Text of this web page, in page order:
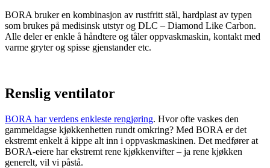
BORA bruker en kombinasjon av rustfritt stål, hardplast av typen
som brukes på medisinsk utstyr og DLC – Diamond Like Carbon.
Alle deler er enkle å håndtere og tåler oppvaskmaskin, kontakt med
varme gryter og spisse gjenstander etc.
Renslig ventilator
BORA har verdens enkleste rengjøring. Hvor ofte vaskes den
gammeldagse kjøkkenhetten rundt omkring? Med BORA er det
ekstremt enkelt å kippe alt inn i oppvaskmaskinen. Det medfører at
BORA-eiere har ekstremt rene kjøkkenvifter – ja rene kjøkken
generelt, vil vi påstå.